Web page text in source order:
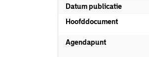
Datum publicatie
Hoofddocument
Agendapunt